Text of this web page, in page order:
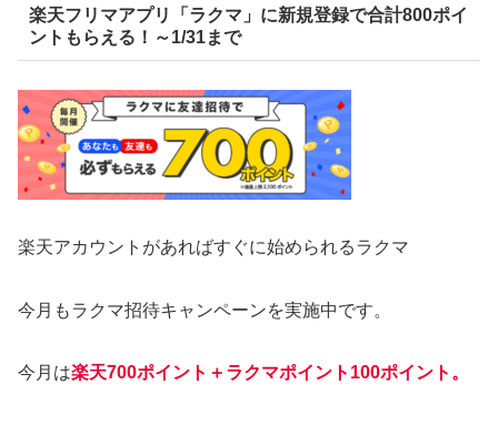
楽天フリマアプリ「ラクマ」に新規登録で合計800ポイ
ントもらえる！～1/31まで
楽天アカウントがあればすぐに始められるラクマ
今月もラクマ招待キャンペーンを実施中です。
今月は楽天700ポイント＋ラクマポイント100ポイント。